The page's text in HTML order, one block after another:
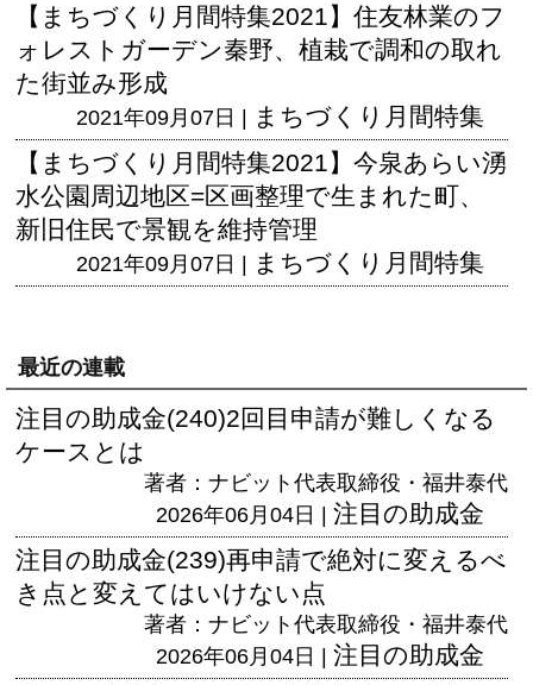
【まちづくり月間特集2021】住友林業のフ
ォレストガーデン秦野、植栽で調和の取れ
た街並み形成
2021年09月07日 | まちづくり月間特集
【まちづくり月間特集2021】今泉あらい湧
水公園周辺地区=区画整理で生まれた町、
新旧住民で景観を維持管理
2021年09月07日 | まちづくり月間特集
最近の連載
注目の助成金(240)2回目申請が難しくなる
ケースとは
著者：ナビット代表取締役・福井泰代
2026年06月04日 | 注目の助成金
注目の助成金(239)再申請で絶対に変えるべ
き点と変えてはいけない点
著者：ナビット代表取締役・福井泰代
2026年06月04日 | 注目の助成金